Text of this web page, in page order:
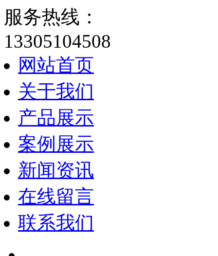
服务热线：
13305104508
网站首页
关于我们
产品展示
案例展示
新闻资讯
在线留言
联系我们